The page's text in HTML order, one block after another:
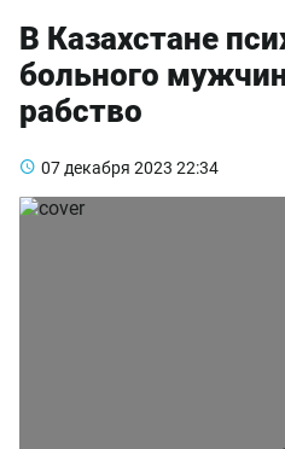
В Казахстане
больного
рабство
07 декабря 2023 22:34